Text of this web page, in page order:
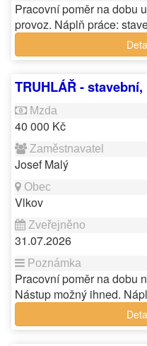
Pracovní poměr na dobu
provoz. Náplň práce:
TRUHLÁŘ -
40 000 Kč
Josef Malý
Vlkov
31.07.2026
Pracovní poměr na dobu
Nástup možný ihned.